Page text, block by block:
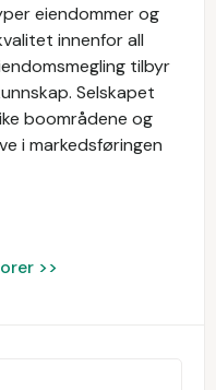
eiendommer og
innenfor all
tilbyr
Selskapet
boområdene og
i markedsføringen
>>